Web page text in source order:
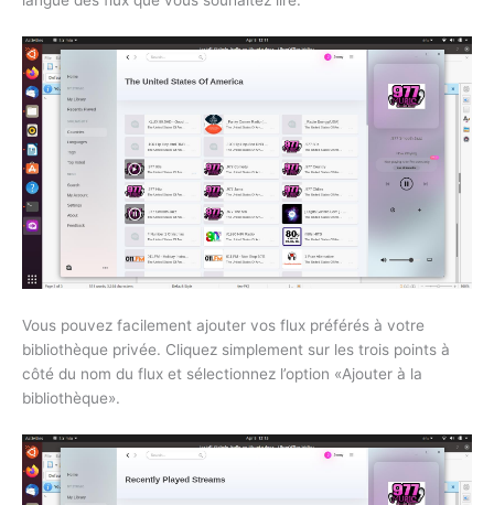
Vous pouvez facilement ajouter vos flux préférés à votre
bibliothèque privée. Cliquez simplement sur les trois points à
côté du nom du flux et sélectionnez l’option «Ajouter à la
bibliothèque».